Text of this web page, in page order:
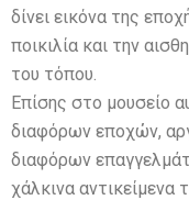
δίνει εικόνα της
ποικιλία και την
του τόπου.
Επίσης στο μουσείο
διαφόρων εποχών,
διαφόρων
χάλκινα